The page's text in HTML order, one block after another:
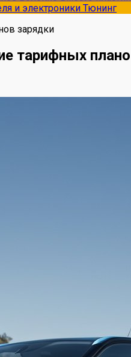
и электроники Тюнинг
зарядки
тарифных